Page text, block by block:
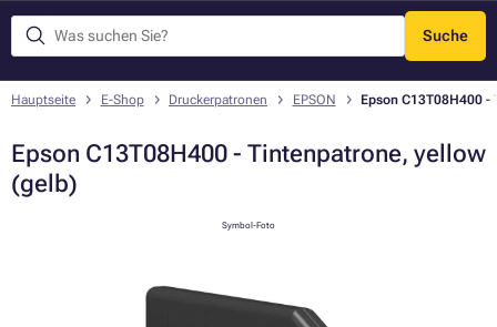
Suche
Menü
Hauptseite E-Shop Druckerpatronen EPSON Epson C13T08H400
Epson C13T08H400 - Tintenpatrone, yellow
(gelb)
Symbol-Foto